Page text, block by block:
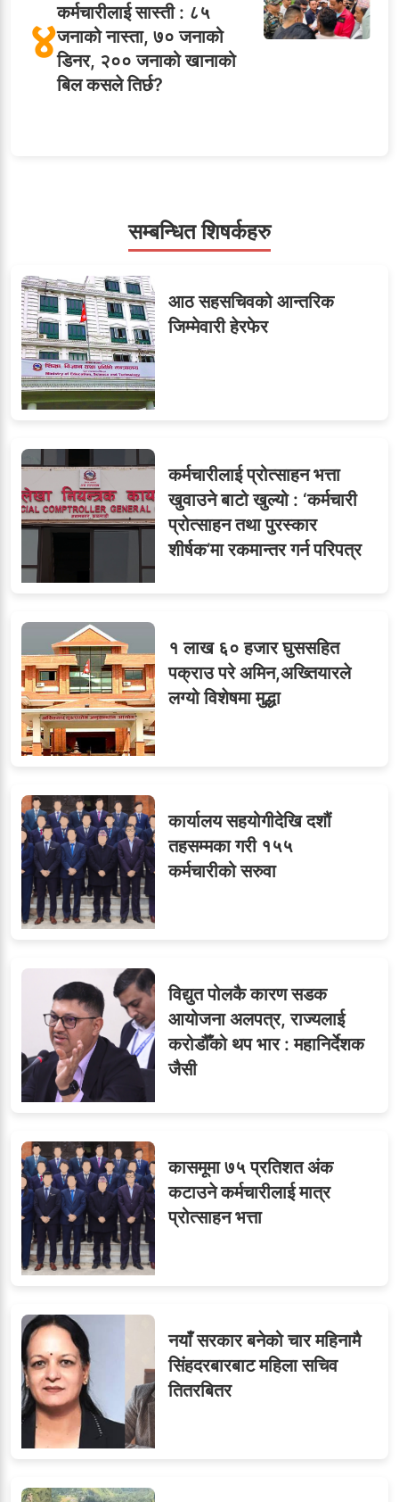
४कर्मचारीलाई सास्ती : ८५
जनाको नास्ता, ७० जनाको
डिनर, २०० जनाको खानाको
बिल कसले तिर्छ?
६सहसचिवमा प्रथम भएका
विजयकुमार शर्माको लोकसेवा
टिप्स
७
८
जुनियरलाई दोहोरो जिम्मेवारी,
मन्त्रालयभित्र असन्तुष्टि
९ओएनएमका नाममा अत्याचार :
सब–इन्जिनियरहरुको गम्भीर
ध्यानाकर्षण
सम्बन्धित शिषर्कहरु
आठ सहसचिवको आन्तरिक
जिम्मेवारी हेरफेर
कर्मचारीलाई प्रोत्साहन भत्ता
खुवाउने बाटो खुल्यो : ‘कर्मचारी
प्रोत्साहन तथा पुरस्कार
शीर्षक’मा रकमान्तर गर्न परिपत्र
१ लाख ६० हजार घुससहित
पक्राउ परे अमिन,अख्तियारले
लग्यो विशेषमा मुद्धा
कार्यालय सहयोगीदेखि दशौं
तहसम्मका गरी १५५
कर्मचारीको सरुवा
विद्युत पोलकै कारण सडक
आयोजना अलपत्र, राज्यलाई
करोडौँको थप भार : महानिर्देशक
जैसी
कासमूमा ७५ प्रतिशत अंक
कटाउने कर्मचारीलाई मात्र
प्रोत्साहन भत्ता
नयाँ सरकार बनेको चार महिनामै
सिंहदरबारबाट महिला सचिव
तितरबितर